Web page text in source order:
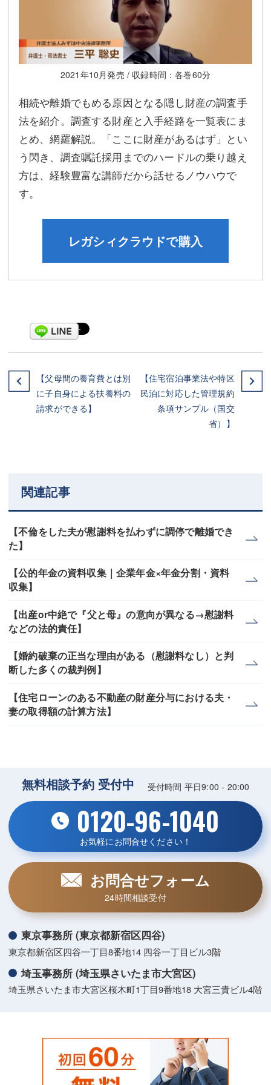
2021年10月発売 / 収録時間：各巻60分
相続や離婚でもめる原因となる隠し財産の調査手
法を紹介。調査する財産と入手経路を一覧表にま
とめ、網羅解説。「ここに財産があるはず」とい
う閃き、調査嘱託採用までのハードルの乗り越え
方は、経験豊富な講師だから話せるノウハウで
す。
レガシィクラウドで購入
【父母間の養育費とは別
に子自身による扶養料の
請求ができる】
【住宅宿泊事業法や特区
民泊に対応した管理規約
条項サンプル（国交
省）】
関連記事
【不倫をした夫が慰謝料を払わずに調停で離婚でき
た】
【公的年金の資料収集｜企業年金×年金分割・資料
収集】
【出産or中絶で『父と母』の意向が異なる→慰謝料
などの法的責任】
【婚約破棄の正当な理由がある（慰謝料なし）と判
断した多くの裁判例】
【住宅ローンのある不動産の財産分与における夫・
妻の取得額の計算方法】
無料相談予約 受付中 受付時間 平日9:00 - 20:00
0120-96-1040
お気軽にお問合せください！
お問合せフォーム
24時間相談受付
東京事務所 (東京都新宿区四谷)
東京都新宿区四谷一丁目8番地14 四谷一丁目ビル3階
埼玉事務所 (埼玉県さいたま市大宮区)
埼玉県さいたま市大宮区桜木町1丁目9番地18 大宮三貴ビル4階